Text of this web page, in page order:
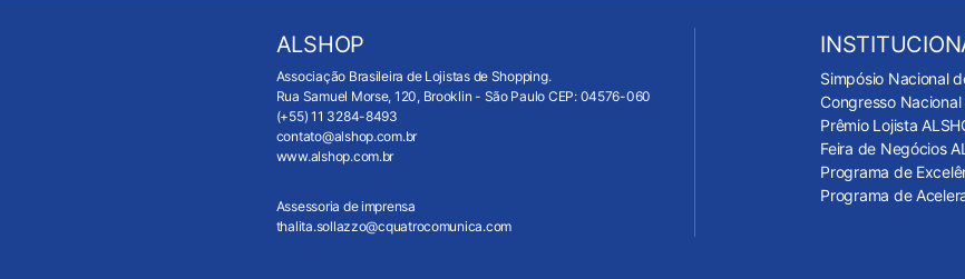
ALSHOP
Associação Brasileira de Lojistas de Shopping.
Rua Samuel Morse, 120, Brooklin - São Paulo CEP: 04576-060
(+55) 11 3284-8493
contato@alshop.com.br
www.alshop.com.br
Assessoria de imprensa
thalita.sollazzo@cquatrocomunica.com
Simpósio Nacional
Congresso Nacional
Prêmio Lojista
Feira de Negócios
Programa de
Programa de